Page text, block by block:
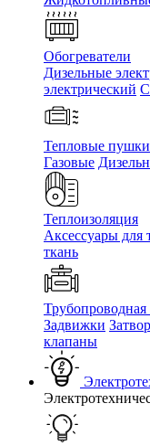
Обогреватели
Дизельные
электрический
Тепловые пушки
Газовые
Теплоизоляция
Аксессуары для
ткань
Трубопроводная
Задвижки
клапаны